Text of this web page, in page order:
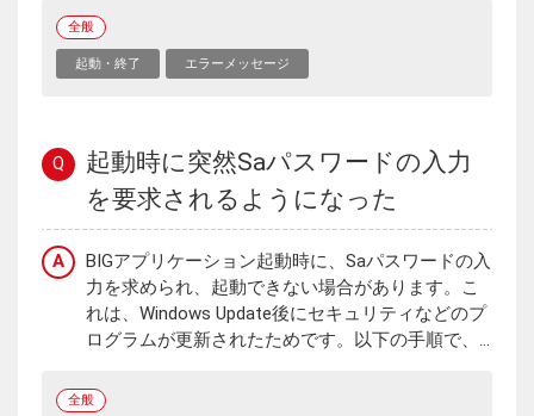
全般
起動・終了 エラーメッセージ
Q
起動時に突然Saパスワードの入力
を要求されるようになった
A
BIGアプリケーション起動時に、Saパスワードの入
力を求められ、起動できない場合があります。こ
れは、Windows Update後にセキュリティなどのプ
ログラムが更新されたためです。以下の手順で、...
全般